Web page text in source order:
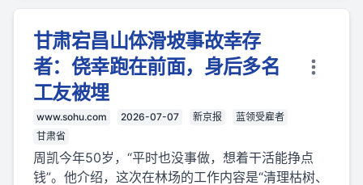
甘肃宕昌山体滑坡事故幸存
者：侥幸跑在前面，身后多名
工友被埋
www.sohu.com 2026-07-07 新京报
蓝领受雇者
甘肃省
周凯今年50岁，“平时也没事做，想着干活能挣点
钱”。他介绍，这次在林场的工作内容是“清理枯树、